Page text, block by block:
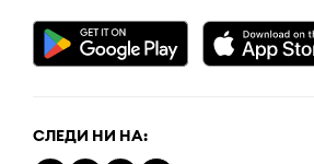
СЛЕДИ НИ НА: